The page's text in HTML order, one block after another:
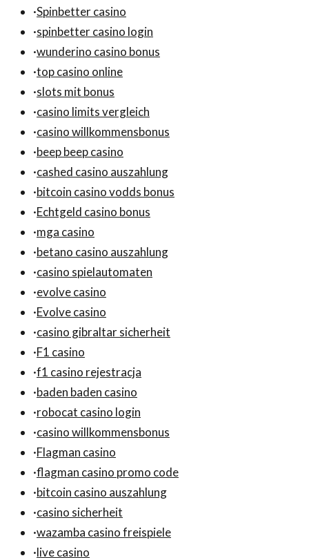
·Spinbetter casino
·spinbetter casino login
·wunderino casino bonus
·top casino online
·slots mit bonus
·casino limits vergleich
·casino willkommensbonus
·beep beep casino
·cashed casino auszahlung
·bitcoin casino vodds bonus
·Echtgeld casino bonus
·mga casino
·betano casino auszahlung
·casino spielautomaten
·evolve casino
·Evolve casino
·casino gibraltar sicherheit
·F1 casino
·f1 casino rejestracja
·baden baden casino
·robocat casino login
·casino willkommensbonus
·Flagman casino
·flagman casino promo code
·bitcoin casino auszahlung
·casino sicherheit
·wazamba casino freispiele
·live casino